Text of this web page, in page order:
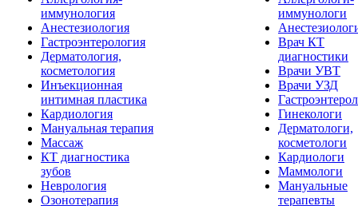
иммунология
Анестезиология
Гастроэнтерология
Дерматология,
косметология
Инъекционная
интимная пластика
Кардиология
Мануальная терапия
Массаж
КТ диагностика
зубов
Неврология
Озонотерапия
иммунологи
Врач КТ
диагностики
Врачи УВТ
Врачи УЗД
Гинекологи
Дерматологи,
косметологи
Кардиологи
Маммологи
Мануальные
терапевты